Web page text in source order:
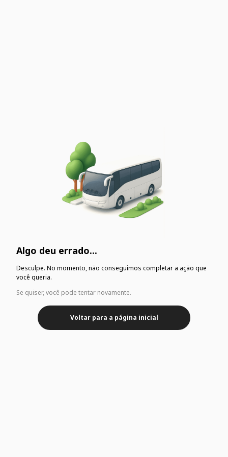
Algo deu errado...
Desculpe. No momento, não conseguimos completar a ação que
você queria.
Se quiser, você pode tentar novamente.
Voltar para a página inicial